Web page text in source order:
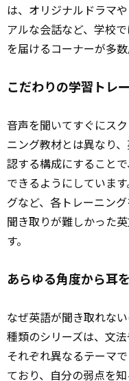
は、オリジナルドラマ
アルな会話など、学校
を届けるコーナーが多数
こだわりの学習トレ
音声を聞いてすぐにス
ニング教材とは異なり
認する構成にすること
できるようにしていま
グなど、各トレーニン
聞き取りが難しかった
す。
あらゆる角度から耳
なぜ英語が聞き取れな
種類のシリーズは、文法
それぞれ異なるテーマ
ており、自分の弱点を